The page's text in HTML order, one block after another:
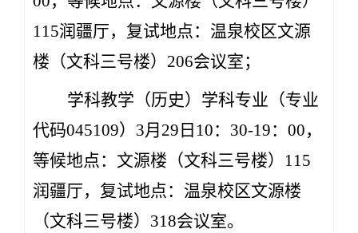
115润疆厅，复试地点：温泉校区文源
楼（文科三号楼）206会议室；
学科教学（历史）学科专业（专业
代码045109）3月29日10：30-19：00，
等候地点：文源楼（文科三号楼）115
润疆厅，复试地点：温泉校区文源楼
（文科三号楼）318会议室。